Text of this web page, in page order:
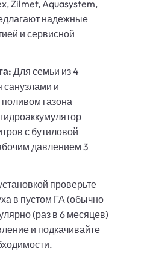
Zilmet, Aquasystem,
надежные
и сервисной
Для семьи из 4
санузлами и
газона
с бутиловой
давлением 3
проверьте
в пустом ГА (обычно
(раз в 6 месяцев)
и подкачивайте